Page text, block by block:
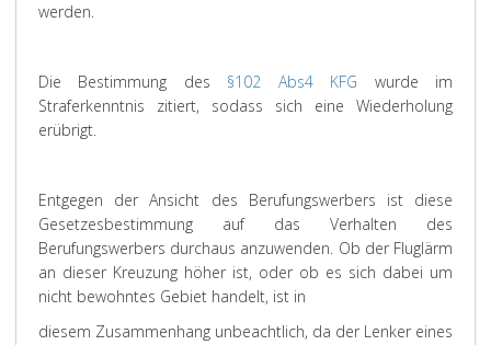
werden.
Die Bestimmung des §102 Abs4 KFG wurde im
Straferkenntnis zitiert, sodass sich eine Wiederholung
erübrigt.
Entgegen der Ansicht des Berufungswerbers ist diese
Gesetzesbestimmung auf das Verhalten des
Berufungswerbers durchaus anzuwenden. Ob der Fluglärm
an dieser Kreuzung höher ist, oder ob es sich dabei um
nicht bewohntes Gebiet handelt, ist in
diesem Zusammenhang unbeachtlich, da der Lenker eines